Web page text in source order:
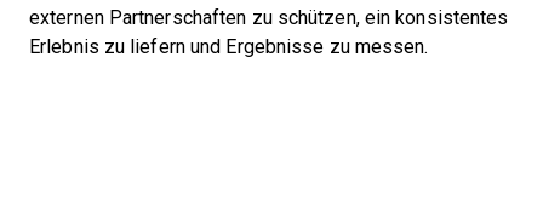
externen Partnerschaften zu schützen, ein konsistentes
Erlebnis zu liefern und Ergebnisse zu messen.